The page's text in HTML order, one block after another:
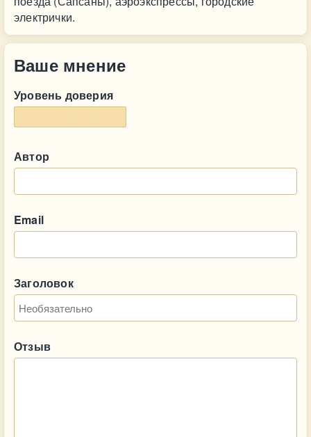
электрички.
Ваше мнение
Уровень доверия
Автор
Email
Заголовок
Отзыв